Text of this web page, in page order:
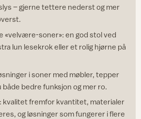
– gjerne tettere nederst og mer
«velvære-soner»: en god stol ved
lun lesekrok eller et rolig hjørne på
i soner med møbler, tepper
både bedre funksjon og mer ro.
kvalitet fremfor kvantitet, materialer
og løsninger som fungerer i flere